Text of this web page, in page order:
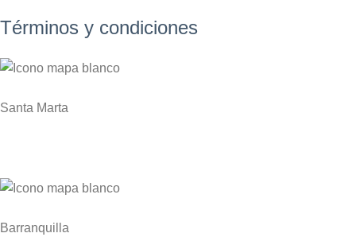
Términos y condiciones
Santa Marta
Barranquilla